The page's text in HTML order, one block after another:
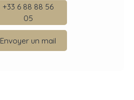
+33 6 88 88 56
05
Envoyer un mail